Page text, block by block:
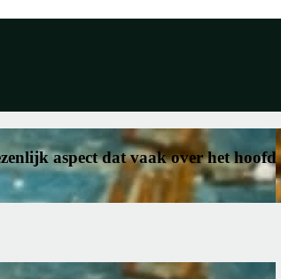
aspect dat vaak over het